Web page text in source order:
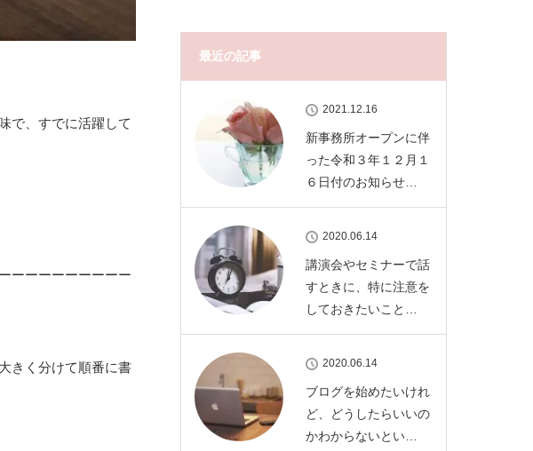
で、すでに活躍して
ーーーーーーーーー
きく分けて順番に書
最近の記事
2021.12.16
新事務所オープンに伴
った令和３年１２月１
６日付のお知らせ…
2020.06.14
講演会やセミナーで話
すときに、特に注意を
しておきたいこと…
2020.06.14
ブログを始めたいけれ
ど、どうしたらいいの
かわからないとい…